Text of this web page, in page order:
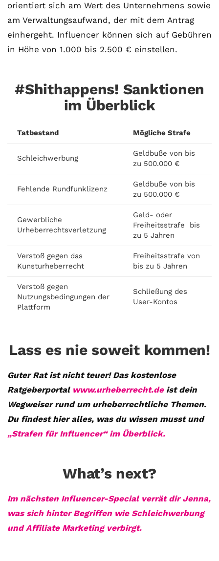
orientiert sich am Wert des Unternehmens sowie
am Verwaltungsaufwand, der mit dem Antrag
einhergeht. Influencer können sich auf Gebühren
in Höhe von 1.000 bis 2.500 € einstellen.
#Shithappens! Sanktionen
im Überblick
Tatbestand Mögliche Strafe
Schleichwerbung
Geldbuße von bis
zu 500.000 €
Fehlende Rundfunklizenz
Geldbuße von bis
zu 500.000 €
Gewerbliche
Urheberrechtsverletzung
Geld- oder
Freiheitsstrafe bis
zu 5 Jahren
Verstoß gegen das
Kunsturheberrecht
Freiheitsstrafe von
bis zu 5 Jahren
Verstoß gegen
Nutzungsbedingungen der
Plattform
Schließung des
User-Kontos
Lass es nie soweit kommen!
Guter Rat ist nicht teuer! Das kostenlose
Ratgeberportal www.urheberrecht.deist dein
Wegweiser rund um urheberrechtliche Themen.
Du findest hier alles, was du wissen musst und
„Strafen für Influencer“ im Überblick.
What’s next?
Im nächsten Influencer-Special verrät dir Jenna,
was sich hinter Begriffen wie Schleichwerbung
und Affiliate Marketing verbirgt.